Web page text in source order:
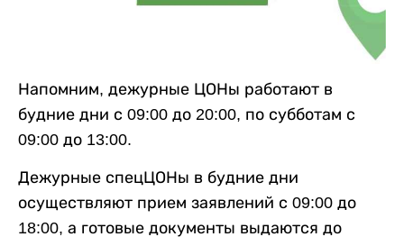
Напомним, дежурные ЦОНы работают в
будние дни с 09:00 до 20:00, по субботам с
09:00 до 13:00.
Дежурные спецЦОНы в будние дни
осуществляют прием заявлений с 09:00 до
18:00, а готовые документы выдаются до